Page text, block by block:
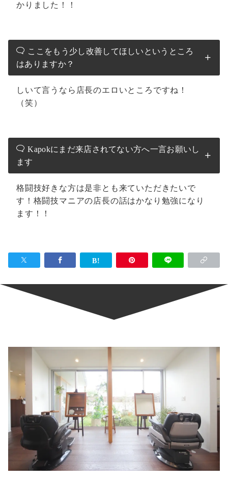
かりました！！
ここをもう少し改善してほしいというところ
はありますか？
しいて言うなら店長のエロいところですね！
（笑）
Kapokにまだ来店されてない方へ一言お願いし
ます
格闘技好きな方は是非とも来ていただきたいで
す！格闘技マニアの店長の話はかなり勉強になり
ます！！